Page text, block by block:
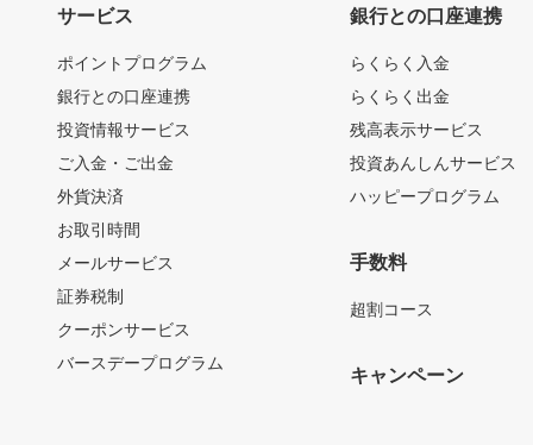
サービス
ポイントプログラム
銀行との口座連携
投資情報サービス
ご入金・ご出金
外貨決済
お取引時間
メールサービス
証券税制
クーポンサービス
バースデープログラム
銀行との口座連携
らくらく入金
らくらく出金
残高表示サービス
投資あんしんサービス
ハッピープログラム
手数料
超割コース
キャンペーン